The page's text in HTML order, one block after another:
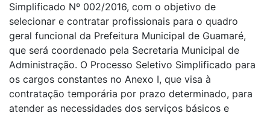
Simplificado Nº 002/2016, com o objetivo de
selecionar e contratar profissionais para o quadro
geral funcional da Prefeitura Municipal de Guamaré,
que será coordenado pela Secretaria Municipal de
Administração. O Processo Seletivo Simplificado para
os cargos constantes no Anexo I, que visa à
contratação temporária por prazo determinado, para
atender as necessidades dos serviços básicos e